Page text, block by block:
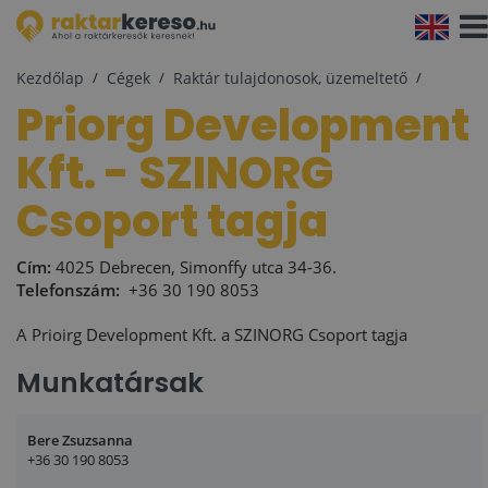
Kezdőlap Cégek Raktár tulajdonosok, üzemeltető
Priorg Development
Kft. - SZINORG
Csoport tagja
Cím: 4025 Debrecen, Simonffy utca 34-36.
Telefonszám: +36 30 190 8053
A Prioirg Development Kft. a SZINORG Csoport tagja
Munkatársak
Bere Zsuzsanna
+36 30 190 8053